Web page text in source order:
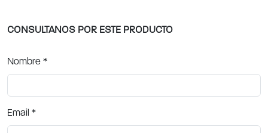
CONSULTANOS POR ESTE PRODUCTO
Nombre *
Email *